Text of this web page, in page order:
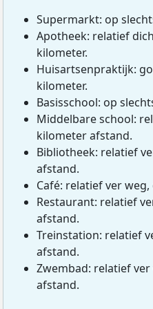
Supermarkt: op
Apotheek: relatief
kilometer.
Huisartsenpraktijk:
kilometer.
Basisschool: op
Middelbare school:
kilometer afstand.
Bibliotheek: relatief
afstand.
Café: relatief ver
Restaurant: relatief
afstand.
Treinstation: relatief
afstand.
Zwembad: relatief
afstand.